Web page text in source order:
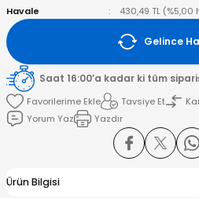
Havale
430,49 TL
Gelince
Saat 16:00’a kadar ki tüm
Tavsiye Et
Yorum Yaz
Yazdır
Ürün Bilgisi